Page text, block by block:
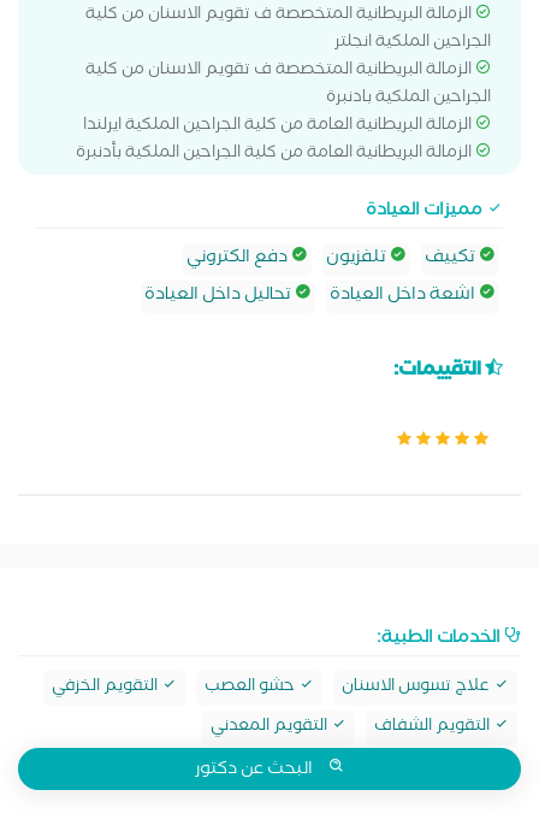
الزمالة البريطانية المتخصصة ف تقويم الاسنان من كلية
الجراحين الملكية انجلتر
الزمالة البريطانية المتخصصة ف تقويم الاسنان من كلية
الجراحين الملكية بادنبرة
الزمالة البريطانية العامة من كلية الجراحين الملكية ايرلندا
الزمالة البريطانية العامة من كلية الجراحين الملكية بأدنبرة
مميزات العيادة
تكييف
تلفزيون
دفع الكتروني
اشعة داخل العيادة
تحاليل داخل العيادة
التقييمات:
الخدمات الطبية:
علاج تسوس الاسنان حشو العصب
التقويم الخزفي
التقويم الشفاف
التقويم المعدني
البحث عن دكتور